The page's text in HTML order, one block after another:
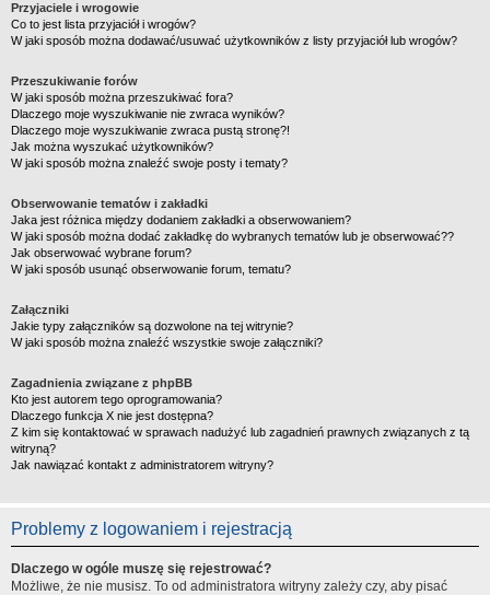
Przyjaciele i wrogowie
Co to jest lista przyjaciół i wrogów?
W jaki sposób można dodawać/usuwać użytkowników z listy przyjaciół lub wrogów?
Przeszukiwanie forów
W jaki sposób można przeszukiwać fora?
Dlaczego moje wyszukiwanie nie zwraca wyników?
Dlaczego moje wyszukiwanie zwraca pustą stronę?!
Jak można wyszukać użytkowników?
W jaki sposób można znaleźć swoje posty i tematy?
Obserwowanie tematów i zakładki
Jaka jest różnica między dodaniem zakładki a obserwowaniem?
W jaki sposób można dodać zakładkę do wybranych tematów lub je obserwować??
Jak obserwować wybrane forum?
W jaki sposób usunąć obserwowanie forum, tematu?
Załączniki
Jakie typy załączników są dozwolone na tej witrynie?
W jaki sposób można znaleźć wszystkie swoje załączniki?
Zagadnienia związane z phpBB
Kto jest autorem tego oprogramowania?
Dlaczego funkcja X nie jest dostępna?
Z kim się kontaktować w sprawach nadużyć lub zagadnień prawnych związanych z tą
witryną?
Jak nawiązać kontakt z administratorem witryny?
Problemy z logowaniem i rejestracją
Dlaczego w ogóle muszę się rejestrować?
Możliwe, że nie musisz. To od administratora witryny zależy czy, aby pisać